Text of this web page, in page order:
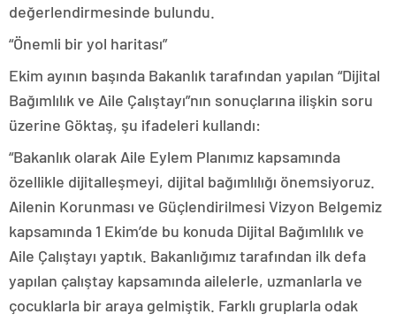
değerlendirmesinde bulundu.
“Önemli bir yol haritası”
Ekim ayının başında Bakanlık tarafından yapılan “Dijital
Bağımlılık ve Aile Çalıştayı”nın sonuçlarına ilişkin soru
üzerine Göktaş, şu ifadeleri kullandı:
“Bakanlık olarak Aile Eylem Planımız kapsamında
özellikle dijitalleşmeyi, dijital bağımlılığı önemsiyoruz.
Ailenin Korunması ve Güçlendirilmesi Vizyon Belgemiz
kapsamında 1 Ekim’de bu konuda Dijital Bağımlılık ve
Aile Çalıştayı yaptık. Bakanlığımız tarafından ilk defa
yapılan çalıştay kapsamında ailelerle, uzmanlarla ve
çocuklarla bir araya gelmiştik. Farklı gruplarla odak